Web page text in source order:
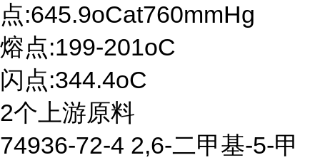
点:645.9oCat760mmHg
熔点:199-201oC
闪点:344.4oC
2个上游原料
74936-72-4 2,6-二甲基-5-甲